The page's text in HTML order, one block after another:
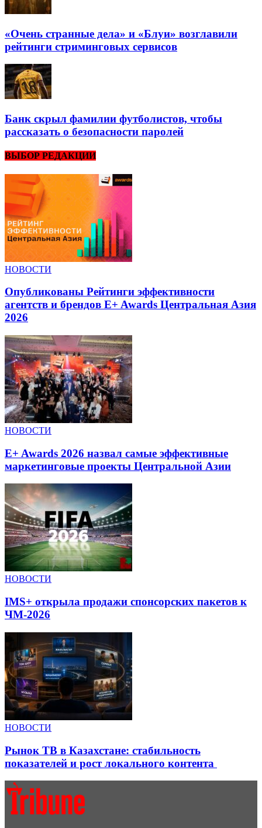
«Очень странные дела» и «Блуи» возглавили
рейтинги стриминговых сервисов
Банк скрыл фамилии футболистов, чтобы
рассказать о безопасности паролей
ВЫБОР РЕДАКЦИИ
НОВОСТИ
Опубликованы Рейтинги эффективности
агентств и брендов E+ Awards Центральная Азия
2026
НОВОСТИ
E+ Awards 2026 назвал самые эффективные
маркетинговые проекты Центральной Азии
НОВОСТИ
IMS+ открыла продажи спонсорских пакетов к
ЧМ-2026
НОВОСТИ
Рынок ТВ в Казахстане: стабильность
показателей и рост локального контента